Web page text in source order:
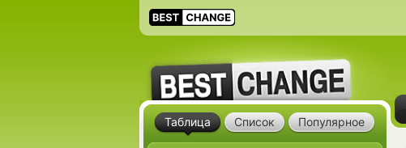
Таблица Список Популярное